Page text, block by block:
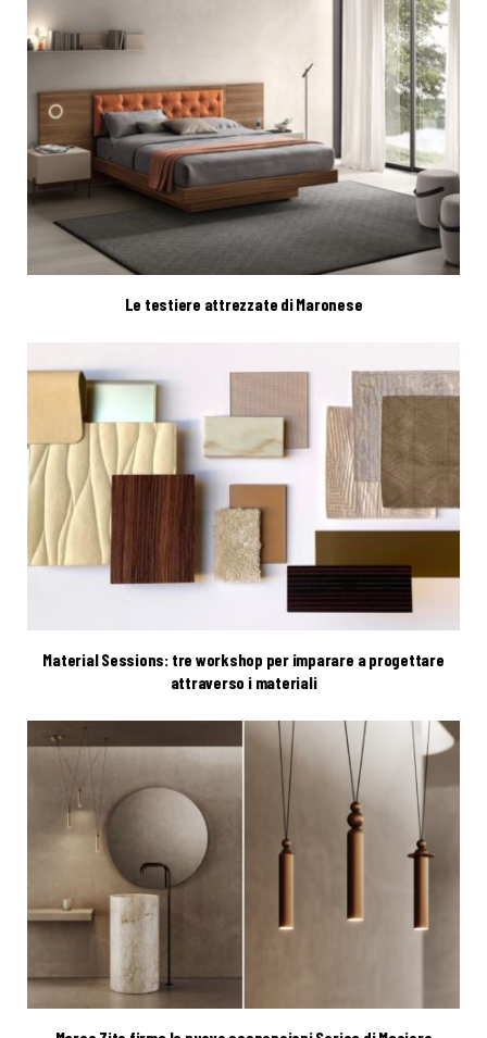
Le testiere attrezzate di Maronese
Material Sessions: tre workshop per imparare a progettare
attraverso i materiali